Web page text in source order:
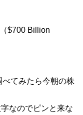
$700 Billion
てみたら今朝の株
なのでピンと来な